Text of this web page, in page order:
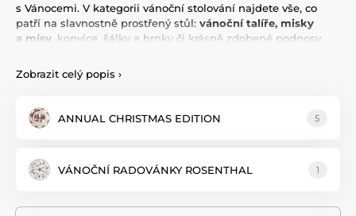
s Vánocemi. V kategorii vánoční stolování najdete vše, co
patří na slavnostně prostřený stůl: vánoční talíře, misky
a mísy , konvice, šálky a hrnky či krásně zdobené podnosy
ve stejném stylu. Váš vánoční porcelánový servis pak také
můžete vkusně doplnit kousky bílého porcelánu s reliéfním
kombinaci červeno-zelené, vykouzlíte nezapomenutelnou
vánoční atmosféru
pro maminky a babičky.
Zobrazit celý popis ›
ANNUAL CHRISTMAS EDITION 5
VÁNOČNÍ RADOVÁNKY ROSENTHAL 1